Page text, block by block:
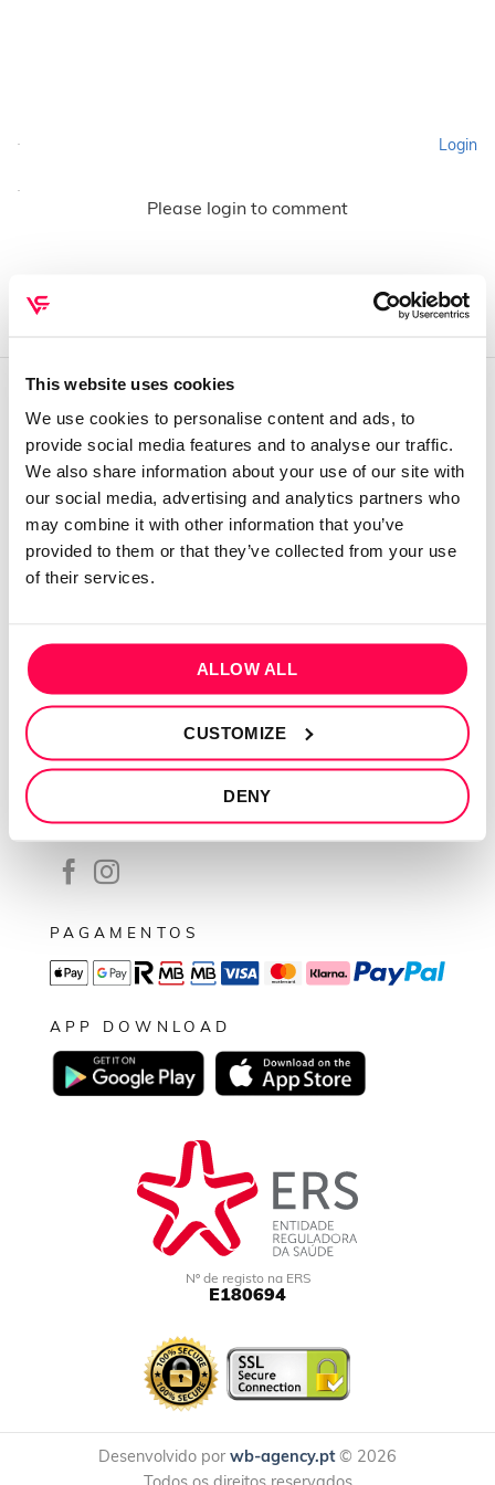
This website uses cookies
We use cookies to personalise content and ads, to
provide social media features and to analyse our traffic.
We also share information about your use of our site with
our social media, advertising and analytics partners who
may combine it with other information that you’ve
provided to them or that they’ve collected from your use
of their services.
ALLOW ALL
CUSTOMIZE
DENY
Login
Please login to comment
QUEM SOMOS
Sobre mim
Contactos
Conta cliente
Recuperar Password
Política de privacidade
Termos e condições
Resolução de conflitos
Livro de reclamações
SEGUE-NOS
PAGAMENTOS
APP DOWNLOAD
Nº de registo na ERS
E180694
Desenvolvido por wb-agency.pt© 2026